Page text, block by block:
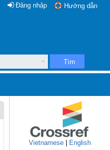
Hướng dẫn
Đăng nhập
Tìm
Vietnamese English